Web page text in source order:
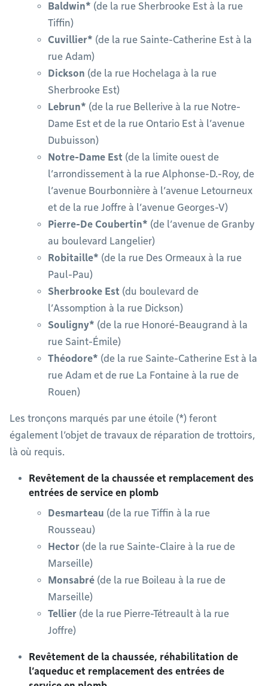
Baldwin* (de la rue Sherbrooke Est à la rue
Tiffin)
Cuvillier* (de la rue Sainte-Catherine Est à la
rue Adam)
Dickson (de la rue Hochelaga à la rue
Sherbrooke Est)
Lebrun* (de la rue Bellerive à la rue Notre-
Dame Est et de la rue Ontario Est à l’avenue
Dubuisson)
Notre-Dame Est (de la limite ouest de
l’arrondissement à la rue Alphonse-D.-Roy, de
l’avenue Bourbonnière à l’avenue Letourneux
et de la rue Joffre à l’avenue Georges-V)
Pierre-De Coubertin* (de l’avenue de Granby
au boulevard Langelier)
Robitaille* (de la rue Des Ormeaux à la rue
Paul-Pau)
Sherbrooke Est (du boulevard de
l’Assomption à la rue Dickson)
Souligny* (de la rue Honoré-Beaugrand à la
rue Saint-Émile)
Théodore* (de la rue Sainte-Catherine Est à la
rue Adam et de rue La Fontaine à la rue de
Rouen)
Les tronçons marqués par une étoile (*) feront
également l’objet de travaux de réparation de trottoirs,
là où requis.
Revêtement de la chaussée et remplacement des
entrées de service en plomb
Desmarteau (de la rue Tiffin à la rue
Rousseau)
Hector (de la rue Sainte-Claire à la rue de
Marseille)
Monsabré (de la rue Boileau à la rue de
Marseille)
Tellier (de la rue Pierre-Tétreault à la rue
Joffre)
Revêtement de la chaussée, réhabilitation de
l’aqueduc et remplacement des entrées de